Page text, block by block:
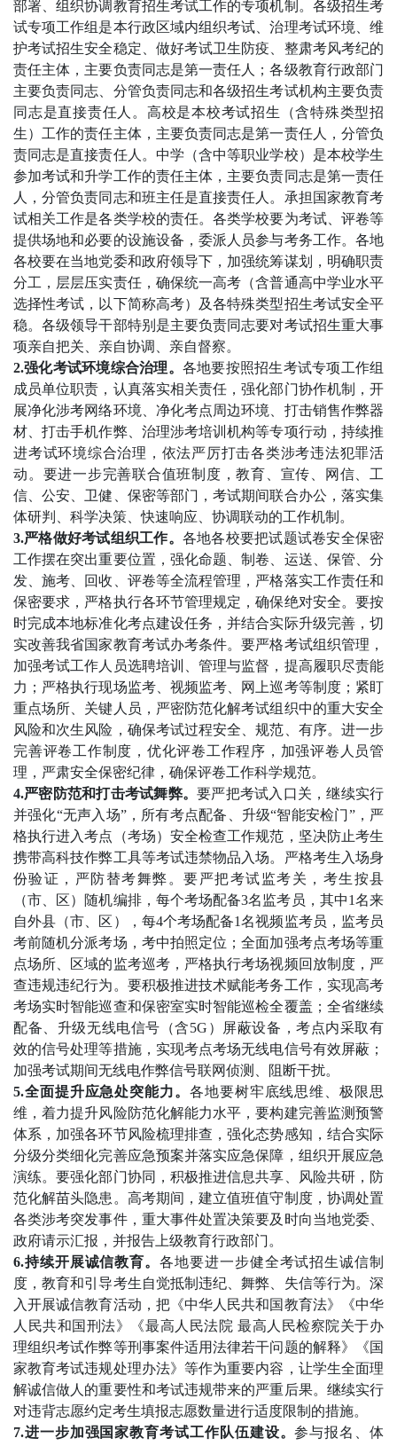
部署、组织协调教育招生考试工作的专项机制。各级招生考
试专项工作组是本行政区域内组织考试、治理考试环境、维
护考试招生安全稳定、做好考试卫生防疫、整肃考风考纪的
责任主体，主要负责同志是第一责任人；各级教育行政部门
主要负责同志、分管负责同志和各级招生考试机构主要负责
同志是直接责任人。高校是本校考试招生（含特殊类型招
生）工作的责任主体，主要负责同志是第一责任人，分管负
责同志是直接责任人。中学（含中等职业学校）是本校学生
参加考试和升学工作的责任主体，主要负责同志是第一责任
人，分管负责同志和班主任是直接责任人。承担国家教育考
试相关工作是各类学校的责任。各类学校要为考试、评卷等
提供场地和必要的设施设备，委派人员参与考务工作。各地
各校要在当地党委和政府领导下，加强统筹谋划，明确职责
分工，层层压实责任，确保统一高考（含普通高中学业水平
选择性考试，以下简称高考）及各特殊类型招生考试安全平
稳。各级领导干部特别是主要负责同志要对考试招生重大事
项亲自把关、亲自协调、亲自督察。
2.强化考试环境综合治理。 各地要按照招生考试专项工作组
成员单位职责，认真落实相关责任，强化部门协作机制，开
展净化涉考网络环境、净化考点周边环境、打击销售作弊器
材、打击手机作弊、治理涉考培训机构等专项行动，持续推
进考试环境综合治理，依法严厉打击各类涉考违法犯罪活
动。要进一步完善联合值班制度，教育、宣传、网信、工
信、公安、卫健、保密等部门，考试期间联合办公，落实集
体研判、科学决策、快速响应、协调联动的工作机制。
3.严格做好考试组织工作。 各地各校要把试题试卷安全保密
工作摆在突出重要位置，强化命题、制卷、运送、保管、分
发、施考、回收、评卷等全流程管理，严格落实工作责任和
保密要求，严格执行各环节管理规定，确保绝对安全。要按
时完成本地标准化考点建设任务，并结合实际升级完善，切
实改善我省国家教育考试办考条件。要严格考试组织管理，
加强考试工作人员选聘培训、管理与监督，提高履职尽责能
力；严格执行现场监考、视频监考、网上巡考等制度；紧盯
重点场所、关键人员，严密防范化解考试组织中的重大安全
风险和次生风险，确保考试过程安全、规范、有序。进一步
完善评卷工作制度，优化评卷工作程序，加强评卷人员管
理，严肃安全保密纪律，确保评卷工作科学规范。
4.严密防范和打击考试舞弊。要严把考试入口关，继续实行
并强化“无声入场”，所有考点配备、升级“智能安检门”，严
格执行进入考点（考场）安全检查工作规范，坚决防止考生
携带高科技作弊工具等考试违禁物品入场。严格考生入场身
份验证，严防替考舞弊。要严把考试监考关，考生按县
（市、区）随机编排，每个考场配备3名监考员，其中1名来
自外县（市、区），每4个考场配备1名视频监考员，监考员
考前随机分派考场，考中拍照定位；全面加强考点考场等重
点场所、区域的监考巡考，严格执行考场视频回放制度，严
查违规违纪行为。要积极推进技术赋能考务工作，实现高考
考场实时智能巡查和保密室实时智能巡检全覆盖；全省继续
配备、升级无线电信号（含5G）屏蔽设备，考点内采取有
效的信号处理等措施，实现考点考场无线电信号有效屏蔽；
加强考试期间无线电作弊信号联网侦测、阻断干扰。
5.全面提升应急处突能力。 各地要树牢底线思维、极限思
维，着力提升风险防范化解能力水平，要构建完善监测预警
体系，加强各环节风险梳理排查，强化态势感知，结合实际
分级分类细化完善应急预案并落实应急保障，组织开展应急
演练。要强化部门协同，积极推进信息共享、风险共研，防
范化解苗头隐患。高考期间，建立值班值守制度，协调处置
各类涉考突发事件，重大事件处置决策要及时向当地党委、
政府请示汇报，并报告上级教育行政部门。
6.持续开展诚信教育。各地要进一步健全考试招生诚信制
度，教育和引导考生自觉抵制违纪、舞弊、失信等行为。深
入开展诚信教育活动，把《中华人民共和国教育法》《中华
人民共和国刑法》《最高人民法院 最高人民检察院关于办
理组织考试作弊等刑事案件适用法律若干问题的解释》《国
家教育考试违规处理办法》等作为重要内容，让学生全面理
解诚信做人的重要性和考试违规带来的严重后果。继续实行
对违背志愿约定考生填报志愿数量进行适度限制的措施。
7.进一步加强国家教育考试工作队伍建设。参与报名、体